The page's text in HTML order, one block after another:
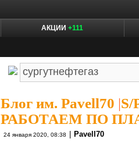
АКЦИИ +111
Блог им. Pavell70 |S/
РАБОТАЕМ ПО
24 января 2020, 08:38 Pavell70